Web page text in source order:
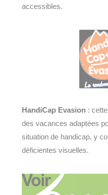
accessibles.
HandiCap Evasion :
des vacances adaptées
situation de handicap, y
déficientes visuelles.